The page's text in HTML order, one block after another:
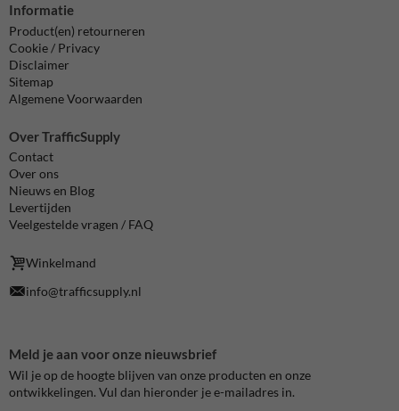
Informatie
Product(en) retourneren
Cookie / Privacy
Disclaimer
Sitemap
Algemene Voorwaarden
Over TrafficSupply
Contact
Over ons
Nieuws en Blog
Levertijden
Veelgestelde vragen / FAQ
Winkelmand
info@trafficsupply.nl
Meld je aan voor onze nieuwsbrief
Wil je op de hoogte blijven van onze producten en onze
ontwikkelingen. Vul dan hieronder je e-mailadres in.